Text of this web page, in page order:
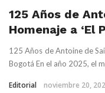
de Ébano y
125 Años de
Homenaje a ‘El
125 Años de Antoine de
Bogotá En el año 2025, el
Editorial noviembre 20,